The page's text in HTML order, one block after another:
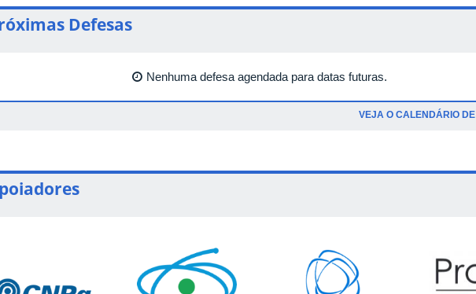
Defesas
Nenhuma defesa agendada para datas futuras.
VEJA O CALENDÁRIO